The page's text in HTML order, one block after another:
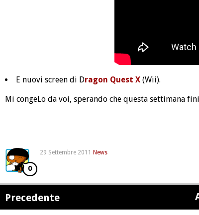
E nuovi screen di Dragon Quest X (Wii).
Mi congeLo da voi, sperando che questa settimana
29 Settembre 2011 News
0
Precedente